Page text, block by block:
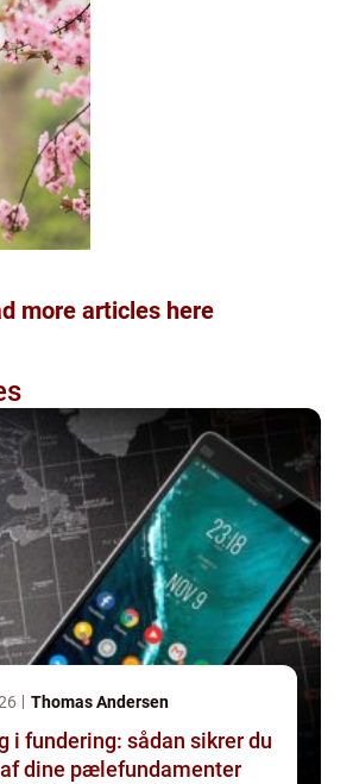
more articles here
Thomas Andersen
i fundering: sådan sikrer du
dine pælefundamenter